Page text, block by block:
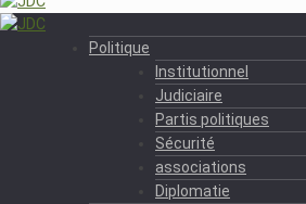
Politique
Institutionnel
Judiciaire
Partis politiques
Sécurité
associations
Diplomatie